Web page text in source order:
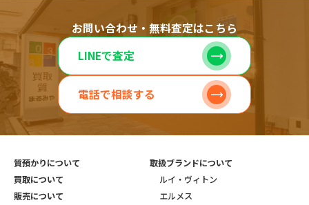
お問い合わせ・無料査定はこちら
LINEで査定
電話で相談する
質預かりについて
買取について
販売について
取扱ブランドについて
ルイ・ヴィトン
エルメス